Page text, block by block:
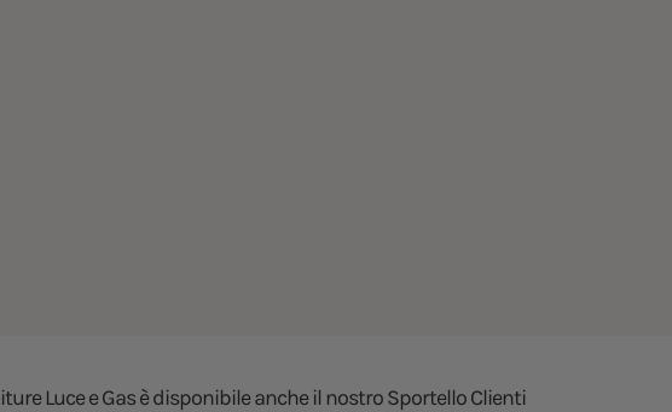
Luce e Gas è disponibile anche il nostro Sportello Clienti